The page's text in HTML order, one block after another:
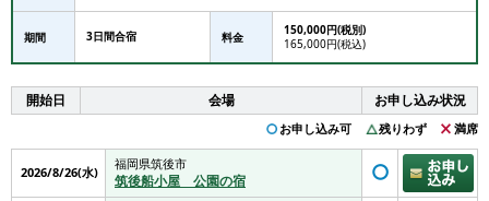
期間 3日間合宿 料金
150,000円(税別)
165,000円(税込)
開始日 会場 お申し込み状況
満席
残りわず
お申し込み可
2026/8/26(水)
福岡県筑後市
筑後船小屋 公園の宿